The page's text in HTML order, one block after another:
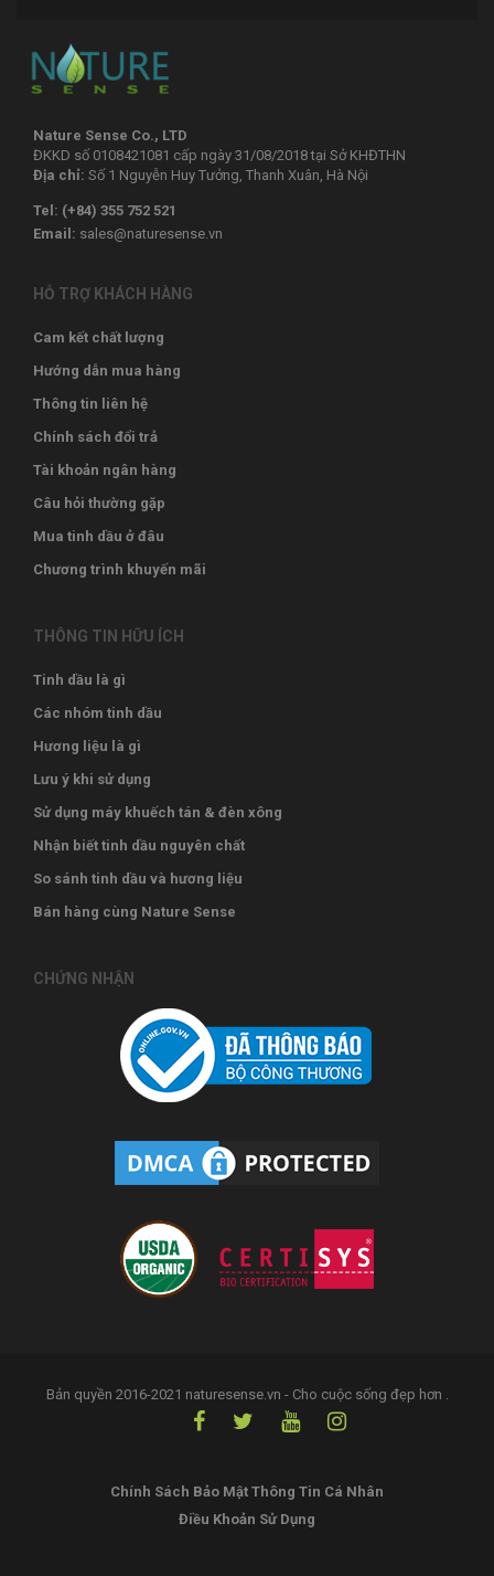
Nature Sense Co., LTD
ĐKKD số 0108421081 cấp ngày 31/08/2018 tại Sở KHĐTHN
Địa chỉ: Số 1 Nguyễn Huy Tưởng, Thanh Xuân, Hà Nội
Tel: (+84) 355 752 521‬
Email: sales@naturesense.vn
HỖ TRỢ KHÁCH HÀNG
Cam kết chất lượng
Hướng dẫn mua hàng
Thông tin liên hệ
Chính sách đổi trả
Tài khoản ngân hàng
Câu hỏi thường gặp
Mua tinh dầu ở đâu
Chương trình khuyến mãi
THÔNG TIN HỮU ÍCH
Tinh dầu là gì
Các nhóm tinh dầu
Hương liệu là gì
Lưu ý khi sử dụng
Sử dụng máy khuếch tán & đèn xông
Nhận biết tinh dầu nguyên chất
So sánh tinh dầu và hương liệu
Bán hàng cùng Nature Sense
CHỨNG NHẬN
Bản quyền 2016-2021 naturesense.vn - Cho cuộc sống đẹp hơn .
Chính Sách Bảo Mật Thông Tin Cá Nhân
Điều Khoản Sử Dụng